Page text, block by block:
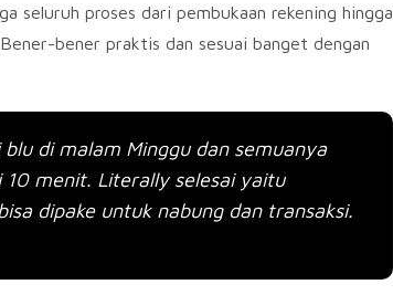
seluruh proses dari pembukaan rekening hingga
bener praktis dan sesuai banget dengan
di malam Minggu dan semuanya
menit. Literally selesai yaitu
dipake untuk nabung dan transaksi.